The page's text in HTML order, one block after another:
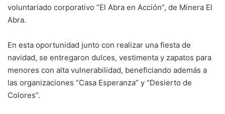
voluntariado corporativo “El Abra en Acción”, de Minera El
Abra.
En esta oportunidad junto con realizar una fiesta de
navidad, se entregaron dulces, vestimenta y zapatos para
menores con alta vulnerabilidad, beneficiando además a
las organizaciones “Casa Esperanza” y “Desierto de
Colores”.